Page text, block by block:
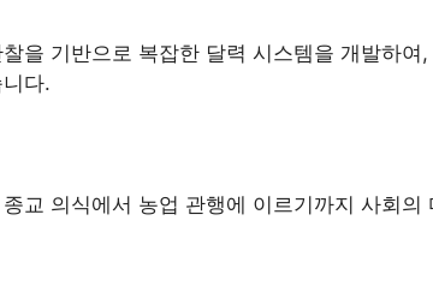
을 기반으로 복잡한 달력 시스템을 개발하여
다.
교 의식에서 농업 관행에 이르기까지 사회의